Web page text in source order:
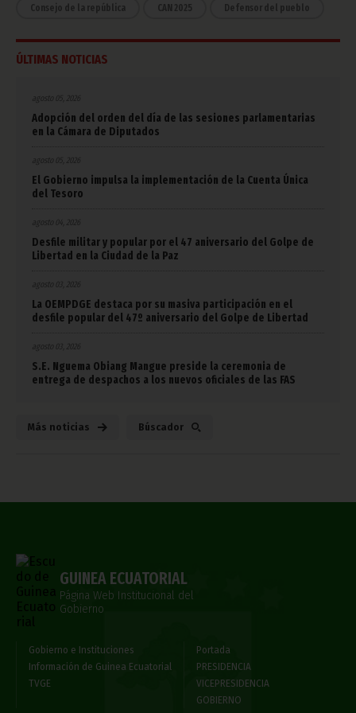
Consejo de la república CAN 2025 Defensor del pueblo
ÚLTIMAS NOTICIAS
agosto 05, 2026
Adopción del orden del día de las sesiones parlamentarias
en la Cámara de Diputados
agosto 05, 2026
El Gobierno impulsa la implementación de la Cuenta Única
del Tesoro
agosto 04, 2026
Desfile militar y popular por el 47 aniversario del Golpe de
Libertad en la Ciudad de la Paz
agosto 03, 2026
La OEMPDGE destaca por su masiva participación en el
desfile popular del 47º aniversario del Golpe de Libertad
agosto 03, 2026
S.E. Nguema Obiang Mangue preside la ceremonia de
entrega de despachos a los nuevos oficiales de las FAS
Más noticias Búscador
GUINEA ECUATORIAL
Página Web Institucional del
Gobierno
Gobierno e Instituciones
Información de Guinea Ecuatorial
TVGE
Portada
PRESIDENCIA
VICEPRESIDENCIA
GOBIERNO